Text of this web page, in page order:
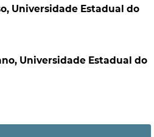
Universidade Estadual do
Universidade Estadual do